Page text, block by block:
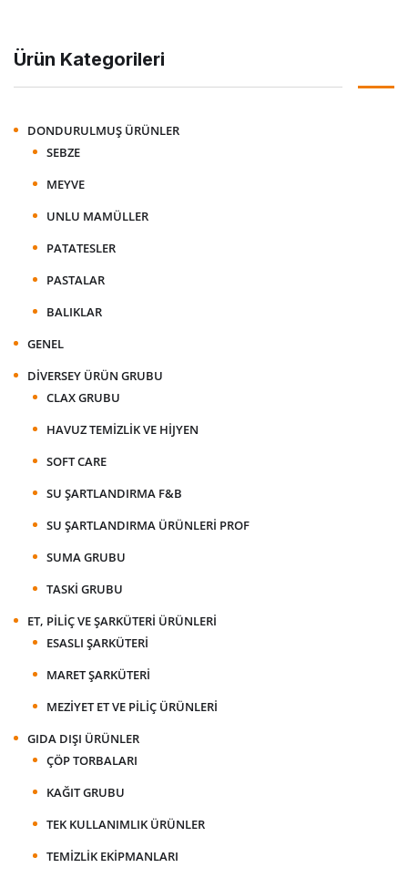
Ürün Kategorileri
DONDURULMUŞ ÜRÜNLER
SEBZE
MEYVE
UNLU MAMÜLLER
PATATESLER
PASTALAR
BALIKLAR
GENEL
DIVERSEY ÜRÜN GRUBU
CLAX GRUBU
HAVUZ TEMIZLIK VE HIJYEN
SOFT CARE
SU ŞARTLANDIRMA F&B
SU ŞARTLANDIRMA ÜRÜNLERI PROF
SUMA GRUBU
TASKI GRUBU
ET, PILIÇ VE ŞARKÜTERI ÜRÜNLERI
ESASLI ŞARKÜTERI
MARET ŞARKÜTERI
MEZIYET ET VE PILIÇ ÜRÜNLERI
GIDA DIŞI ÜRÜNLER
ÇÖP TORBALARI
KAĞIT GRUBU
TEK KULLANIMLIK ÜRÜNLER
TEMIZLIK EKIPMANLARI